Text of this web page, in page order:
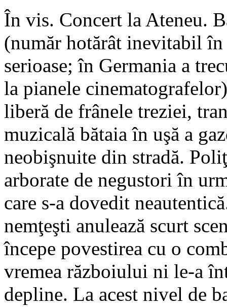
În vis. Concert la Ateneu.
(număr hotărât inevitabil
serioase; în Germania a
la pianele
liberă de frânele treziei,
muzicală bătaia în uşă a
neobişnuite din stradă.
arborate de negustori în
care s-a dovedit
nemţeşti anulează scurt
începe povestirea cu o
vremea războiului ni le-a
depline. La acest nivel de